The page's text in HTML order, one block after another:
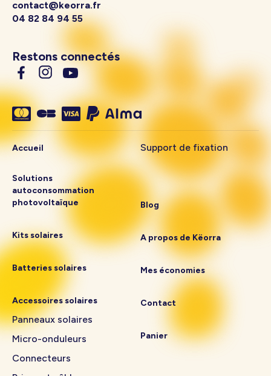
contact@keorra.fr
04 82 84 94 55
Restons connectés
Accueil
Solutions
autoconsommation
photovoltaïque
Kits solaires
Batteries solaires
Accessoires solaires
Panneaux solaires
Micro-onduleurs
Connecteurs
Support de fixation
Blog
A propos de Këorra
Mes économies
Contact
Panier